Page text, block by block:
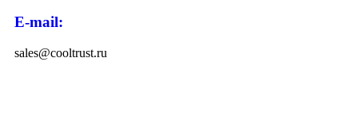
E-mail:
sales@cooltrust.ru